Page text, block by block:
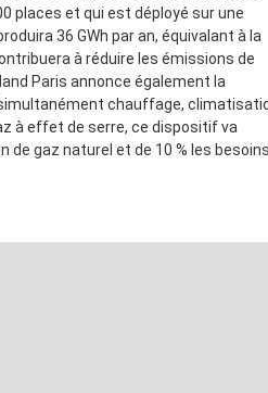
places et qui est déployé sur une
36 GWh par an, équivalant à la
à réduire les émissions de
Paris annonce également la
chauffage,
à effet de serre, ce dispositif va
gaz naturel et de 10 % les